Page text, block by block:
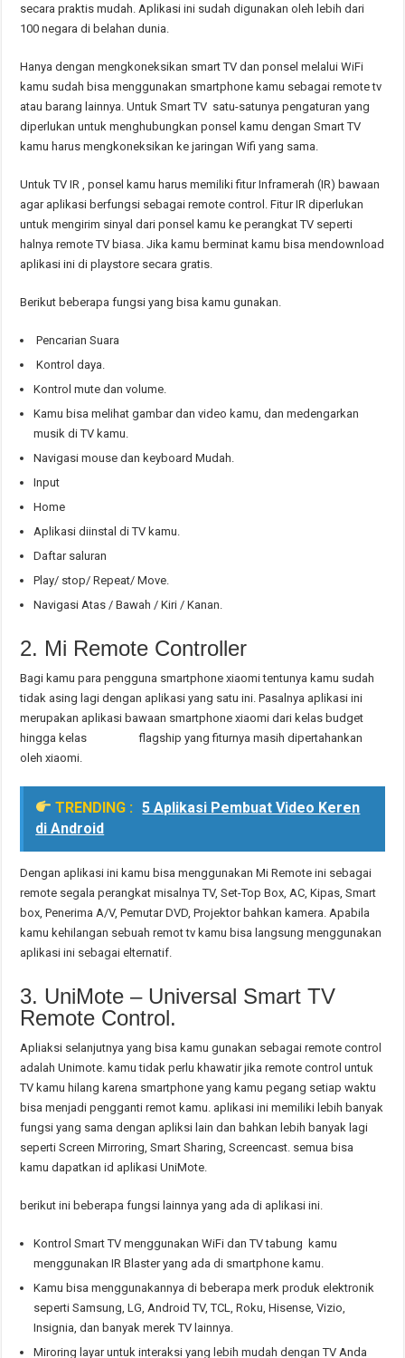
secara praktis mudah. Aplikasi ini sudah digunakan oleh lebih dari
100 negara di belahan dunia.
Hanya dengan mengkoneksikan smart TV dan ponsel melalui WiFi
kamu sudah bisa menggunakan smartphone kamu sebagai remote tv
atau barang lainnya. Untuk Smart TV satu-satunya pengaturan yang
diperlukan untuk menghubungkan ponsel kamu dengan Smart TV
kamu harus mengkoneksikan ke jaringan Wifi yang sama.
Untuk TV IR , ponsel kamu harus memiliki fitur Inframerah (IR) bawaan
agar aplikasi berfungsi sebagai remote control. Fitur IR diperlukan
untuk mengirim sinyal dari ponsel kamu ke perangkat TV seperti
halnya remote TV biasa. Jika kamu berminat kamu bisa mendownload
aplikasi ini di playstore secara gratis.
Berikut beberapa fungsi yang bisa kamu gunakan.
Pencarian Suara
Kontrol daya.
Kontrol mute dan volume.
Kamu bisa melihat gambar dan video kamu, dan medengarkan
musik di TV kamu.
Navigasi mouse dan keyboard Mudah.
Input
Home
Aplikasi diinstal di TV kamu.
Daftar saluran
Play/ stop/ Repeat/ Move.
Navigasi Atas / Bawah / Kiri / Kanan.
2. Mi Remote Controller
Bagi kamu para pengguna smartphone xiaomi tentunya kamu sudah
tidak asing lagi dengan aplikasi yang satu ini. Pasalnya aplikasi ini
merupakan aplikasi bawaan smartphone xiaomi dari kelas budget
hingga kelas flagship yang fiturnya masih dipertahankan
oleh xiaomi.
TRENDING :
5 Aplikasi Pembuat Video Keren
di Android
Dengan aplikasi ini kamu bisa menggunakan Mi Remote ini sebagai
remote segala perangkat misalnya TV, Set-Top Box, AC, Kipas, Smart
box, Penerima A/V, Pemutar DVD, Projektor bahkan kamera. Apabila
kamu kehilangan sebuah remot tv kamu bisa langsung menggunakan
aplikasi ini sebagai elternatif.
3. UniMote – Universal Smart TV
Remote Control.
Apliaksi selanjutnya yang bisa kamu gunakan sebagai remote control
adalah Unimote. kamu tidak perlu khawatir jika remote control untuk
TV kamu hilang karena smartphone yang kamu pegang setiap waktu
bisa menjadi pengganti remot kamu. aplikasi ini memiliki lebih banyak
fungsi yang sama dengan apliksi lain dan bahkan lebih banyak lagi
seperti Screen Mirroring, Smart Sharing, Screencast. semua bisa
kamu dapatkan id aplikasi UniMote.
berikut ini beberapa fungsi lainnya yang ada di aplikasi ini.
Kontrol Smart TV menggunakan WiFi dan TV tabung kamu
menggunakan IR Blaster yang ada di smartphone kamu.
Kamu bisa menggunakannya di beberapa merk produk elektronik
seperti Samsung, LG, Android TV, TCL, Roku, Hisense, Vizio,
Insignia, dan banyak merek TV lainnya.
Miroring layar untuk interaksi yang lebih mudah dengan TV Anda